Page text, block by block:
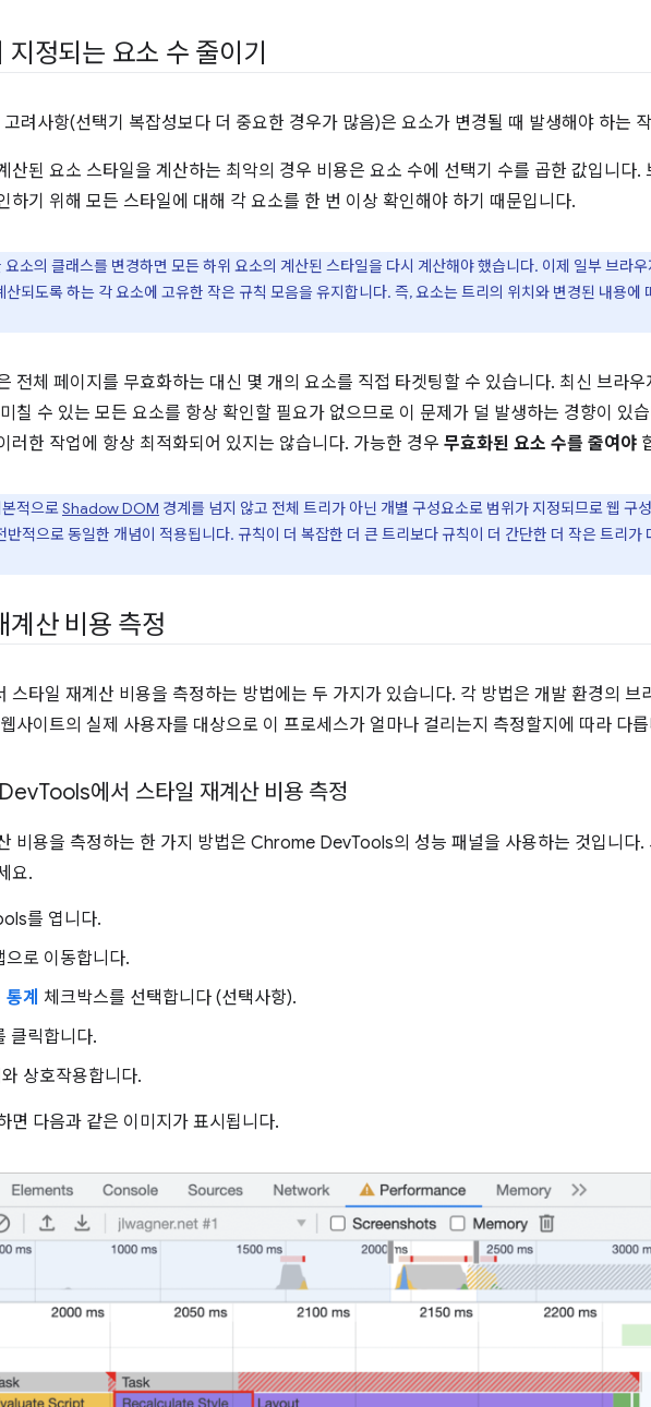
지정되는 요소 수 줄이기
려사항(선택기 복잡성보다 더 중요한 경우가 많음)은 요소가 변경될 때 발생해야 하는
산된 요소 스타일을 계산하는 최악의 경우 비용은 요소 수에 선택기 수를 곱한 값입니다.
하기 위해 모든 스타일에 대해 각 요소를 한 번 이상 확인해야 하기 때문입니다.
요소의 클래스를 변경하면 모든 하위 요소의 계산된 스타일을 다시 계산해야 했습니다. 이제 일부 브라
산되도록 하는 각 요소에 고유한 작은 규칙 모음을 유지합니다. 즉, 요소는 트리의 위치와 변경된 내용에
전체 페이지를 무효화하는 대신 몇 개의 요소를 직접 타겟팅할 수 있습니다. 최신 브라
칠 수 있는 모든 요소를 항상 확인할 필요가 없으므로 이 문제가 덜 발생하는 경향이 있
러한 작업에 항상 최적화되어 있지는 않습니다. 가능한 경우 무효화된 요소 수를 줄여야
적으로 Shadow DOM 경계를 넘지 않고 전체 트리가 아닌 개별 구성요소로 범위가 지정되므로 웹 구
반적으로 동일한 개념이 적용됩니다. 규칙이 더 복잡한 더 큰 트리보다 규칙이 더 간단한 더 작은 트리가
계산 비용 측정
스타일 재계산 비용을 측정하는 방법에는 두 가지가 있습니다. 각 방법은 개발 환경의 브
사이트의 실제 사용자를 대상으로 이 프로세스가 얼마나 걸리는지 측정할지에 따라 다
Tools에서 스타일 재계산 비용 측정
비용을 측정하는 한 가지 방법은 Chrome DevTools의 성능 패널을 사용하는 것입니다.
요.
를 엽니다.
으로 이동합니다.
계 체크박스를 선택합니다 (선택사항).
클릭합니다.
상호작용합니다.
면 다음과 같은 이미지가 표시됩니다.